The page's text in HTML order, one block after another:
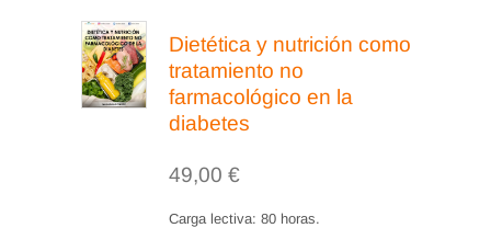
6. Tratamiento y cuidados de las
heridas quirúrgicas en
procedimientos específicos de la
cirugía torácica y cirugía
cardiovascular (15 horas)
6.1 Drenaje torácico.
Dietética y nutrición como
tratamiento no
farmacológico en la
diabetes
49,00 €
Carga lectiva: 80 horas.